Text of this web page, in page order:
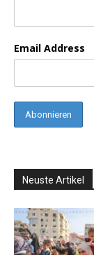
Email Address
Neuste Artikel